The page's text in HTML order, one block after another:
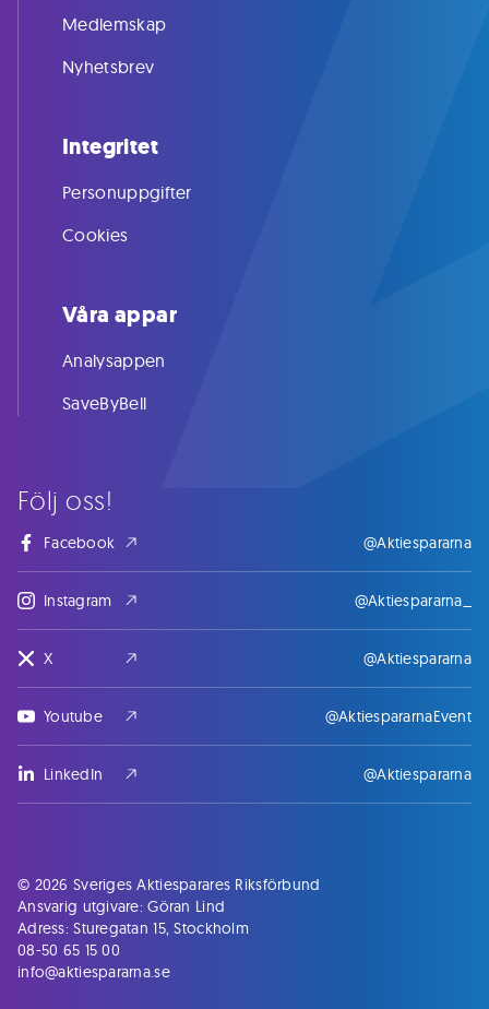
Följ oss!
Facebook @Aktiespararna
Instagram @Aktiespararna_
X @Aktiespararna
Youtube @AktiespararnaEvent
LinkedIn @Aktiespararna
Medlemskap
Nyhetsbrev
Integritet
Personuppgifter
Cookies
Våra appar
Analysappen
SaveByBell
© 2026 Sveriges Aktiesparares Riksförbund
Ansvarig utgivare: Göran Lind
Adress: Sturegatan 15, Stockholm
08-50 65 15 00
info@aktiespararna.se